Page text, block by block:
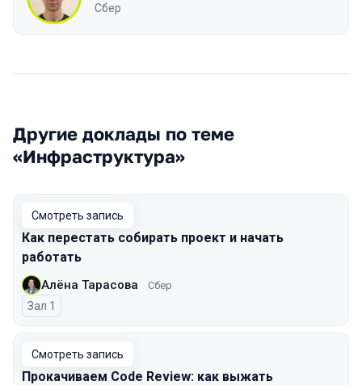
Сбер
Другие доклады по теме
«Инфраструктура»
Смотреть запись
Как перестать собирать проект и начать
работать
Алёна Тарасова Сбер
Зал 1
Смотреть запись
Прокачиваем Code Review: как выжать